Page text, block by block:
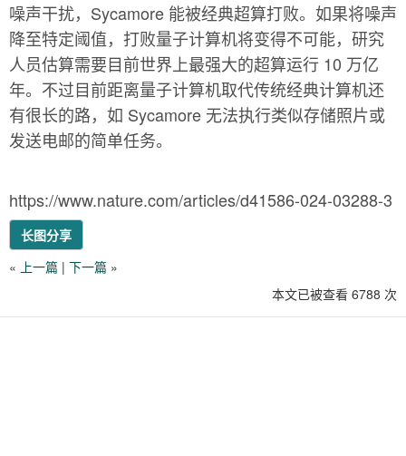
噪声干扰，Sycamore 能被经典超算打败。如果将噪声
降至特定阈值，打败量子计算机将变得不可能，研究
人员估算需要目前世界上最强大的超算运行 10 万亿
年。不过目前距离量子计算机取代传统经典计算机还
有很长的路，如 Sycamore 无法执行类似存储照片或
发送电邮的简单任务。
https://www.nature.com/articles/d41586-024-03288-3
长图分享
« 上一篇 | 下一篇 »
本文已被查看 6788 次